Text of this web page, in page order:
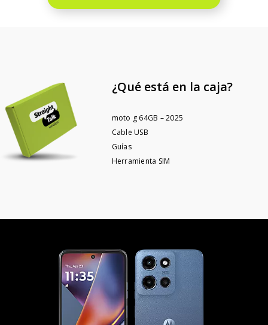
¿Qué está en la caja?
moto g 64GB – 2025
Cable USB
Guías
Herramienta SIM